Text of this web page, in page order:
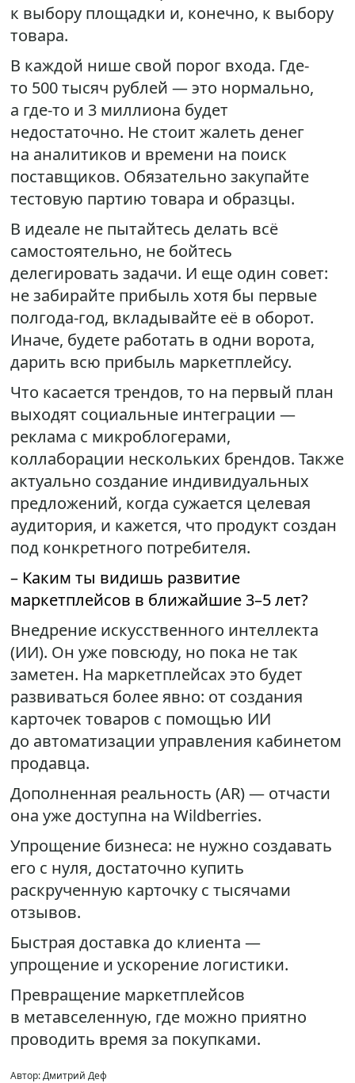
к выбору площадки и, конечно, к выбору
товара.
В каждой нише свой порог входа. Где-
то 500 тысяч рублей — это нормально,
а где-то и 3 миллиона будет
недостаточно. Не стоит жалеть денег
на аналитиков и времени на поиск
поставщиков. Обязательно закупайте
тестовую партию товара и образцы.
В идеале не пытайтесь делать всё
самостоятельно, не бойтесь
делегировать задачи. И еще один совет:
не забирайте прибыль хотя бы первые
полгода-год, вкладывайте её в оборот.
Иначе, будете работать в одни ворота,
дарить всю прибыль маркетплейсу.
Что касается трендов, то на первый план
выходят социальные интеграции —
реклама с микроблогерами,
коллаборации нескольких брендов. Также
актуально создание индивидуальных
предложений, когда сужается целевая
аудитория, и кажется, что продукт создан
под конкретного потребителя.
– Каким ты видишь развитие
маркетплейсов в ближайшие 3–5 лет?
Внедрение искусственного интеллекта
(ИИ). Он уже повсюду, но пока не так
заметен. На маркетплейсах это будет
развиваться более явно: от создания
карточек товаров с помощью ИИ
до автоматизации управления кабинетом
продавца.
Дополненная реальность (AR) — отчасти
она уже доступна на Wildberries.
Упрощение бизнеса: не нужно создавать
его с нуля, достаточно купить
раскрученную карточку с тысячами
отзывов.
Быстрая доставка до клиента —
упрощение и ускорение логистики.
Превращение маркетплейсов
в метавселенную, где можно приятно
проводить время за покупками.
Автор: Дмитрий Деф